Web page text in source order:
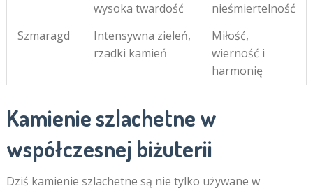
wysoka twardość
nieśmiertelność
Szmaragd
Intensywna zieleń,
rzadki kamień
Miłość,
wierność i
harmonię
Kamienie szlachetne w
współczesnej biżuterii
Dziś kamienie szlachetne są nie tylko używane w